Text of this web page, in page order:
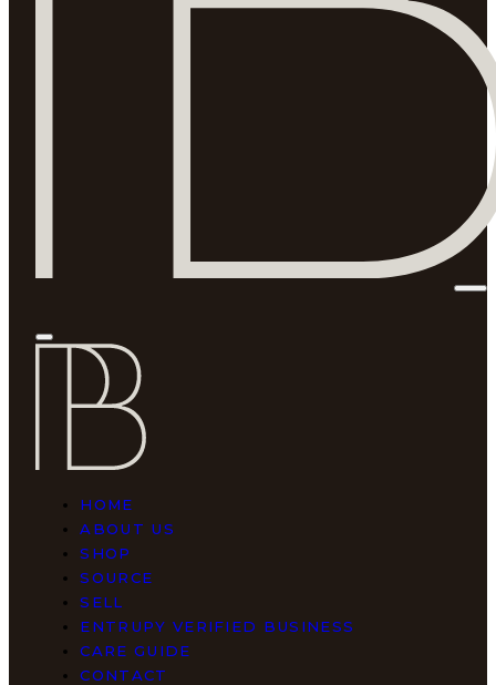
HOME
ABOUT US
SHOP
SOURCE
SELL
ENTRUPY VERIFIED BUSINESS
CARE GUIDE
CONTACT